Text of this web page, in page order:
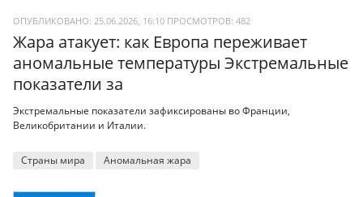
ОПУБЛИКОВАНО: 25.06.2026, 16:10 ПРОСМОТРОВ: 482
Жара атакует: как Европа переживает
аномальные температуры Экстремальные
показатели за
Экстремальные показатели зафиксированы во Франции,
Великобритании и Италии.
Страны мира Аномальная жара